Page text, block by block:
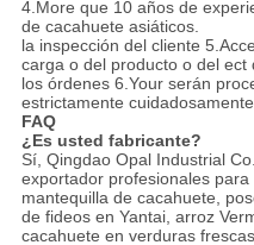
4.More que 10 años de
de cacahuete asiáticos.
la inspección del cliente
carga o del producto o del ect
los órdenes 6.Your serán
estrictamente
FAQ
¿Es usted fabricante?
Sí, Qingdao Opal Industrial
exportador profesionales
mantequilla de cacahuete,
de fideos en Yantai, arroz
cacahuete en verduras